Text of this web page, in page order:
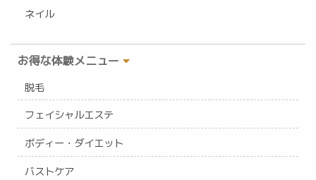
ネイル
お得な体験メニュー
脱毛
フェイシャルエステ
ボディー・ダイエット
バストケア